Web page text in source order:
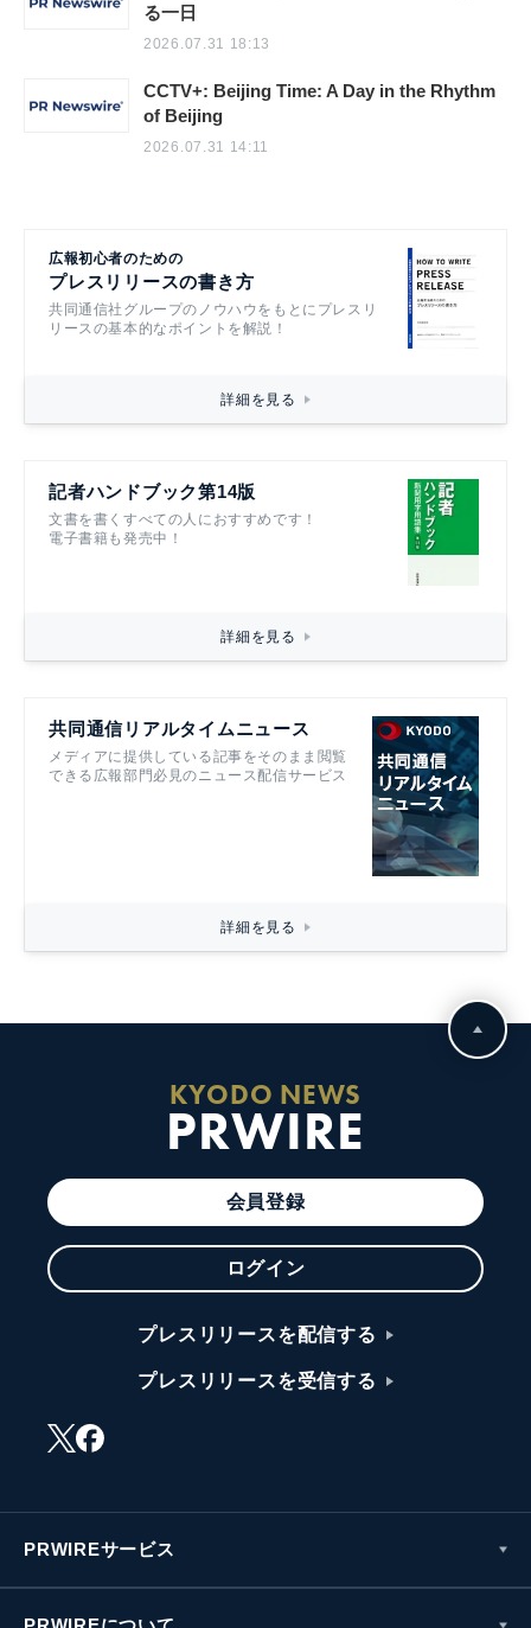
る一日
2026.07.31 18:13
CCTV+: Beijing Time: A Day in the Rhythm
of Beijing
2026.07.31 14:11
広報初心者のための
プレスリリースの書き方
共同通信社グループのノウハウをもとにプレスリ
リースの基本的なポイントを解説！
詳細を見る
記者ハンドブック第14版
文書を書くすべての人におすすめです！
電子書籍も発売中！
詳細を見る
共同通信リアルタイムニュース
メディアに提供している記事をそのまま閲覧
できる広報部門必見のニュース配信サービス
詳細を見る
KYODO NEWS
PRWIRE
会員登録
ログイン
プレスリリースを配信する
プレスリリースを受信する
PRWIREサービス